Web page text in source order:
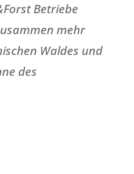
Betriebe
mehr
Waldes und
des